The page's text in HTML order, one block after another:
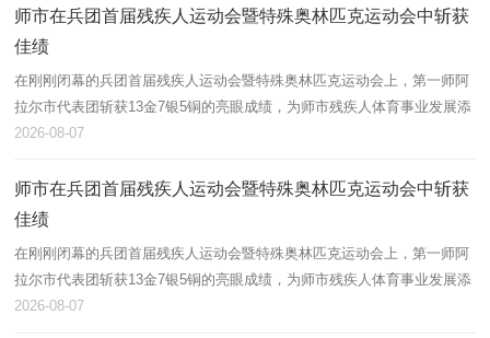
师市在兵团首届残疾人运动会暨特殊奥林匹克运动会中斩获
佳绩
在刚刚闭幕的兵团首届残疾人运动会暨特殊奥林匹克运动会上，第一师阿
拉尔市代表团斩获13金7银5铜的亮眼成绩，为师市残疾人体育事业发展添
上浓墨重彩的一笔。
2026-08-07
师市在兵团首届残疾人运动会暨特殊奥林匹克运动会中斩获
佳绩
在刚刚闭幕的兵团首届残疾人运动会暨特殊奥林匹克运动会上，第一师阿
拉尔市代表团斩获13金7银5铜的亮眼成绩，为师市残疾人体育事业发展添
上浓墨重彩的一笔。
2026-08-07